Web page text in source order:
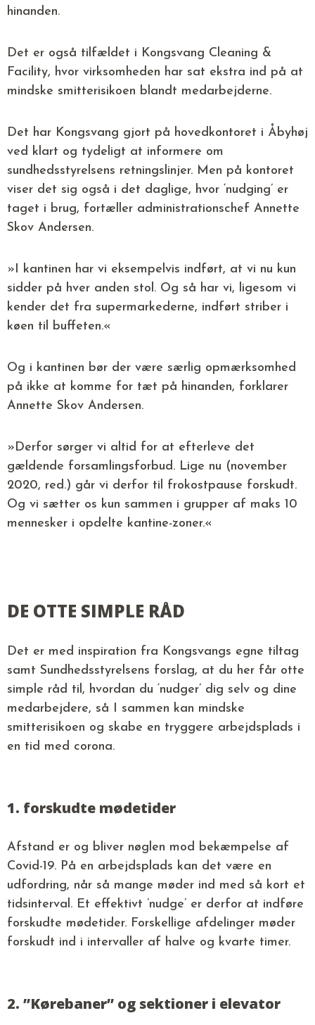
hinanden.
Det er også tilfældet i Kongsvang Cleaning &
Facility, hvor virksomheden har sat ekstra ind på at
mindske smitterisikoen blandt medarbejderne.
Det har Kongsvang gjort på hovedkontoret i Åbyhøj
ved klart og tydeligt at informere om
sundhedsstyrelsens retningslinjer. Men på kontoret
viser det sig også i det daglige, hvor ‘nudging’ er
taget i brug, fortæller administrationschef Annette
Skov Andersen.
»I kantinen har vi eksempelvis indført, at vi nu kun
sidder på hver anden stol. Og så har vi, ligesom vi
kender det fra supermarkederne, indført striber i
køen til buffeten.«
Og i kantinen bør der være særlig opmærksomhed
på ikke at komme for tæt på hinanden, forklarer
Annette Skov Andersen.
»Derfor sørger vi altid for at efterleve det
gældende forsamlingsforbud. Lige nu (november
2020, red.) går vi derfor til frokostpause forskudt.
Og vi sætter os kun sammen i grupper af maks 10
mennesker i opdelte kantine-zoner.«
DE OTTE SIMPLE RÅD
Det er med inspiration fra Kongsvangs egne tiltag
samt Sundhedsstyrelsens forslag, at du her får otte
simple råd til, hvordan du ‘nudger’ dig selv og dine
medarbejdere, så I sammen kan mindske
smitterisikoen og skabe en tryggere arbejdsplads i
en tid med corona.
1. forskudte mødetider
Afstand er og bliver nøglen mod bekæmpelse af
Covid-19. På en arbejdsplads kan det være en
udfordring, når så mange møder ind med så kort et
tidsinterval. Et effektivt ’nudge’ er derfor at indføre
forskudte mødetider. Forskellige afdelinger møder
forskudt ind i intervaller af halve og kvarte timer.
2. ”Kørebaner” og sektioner i elevator